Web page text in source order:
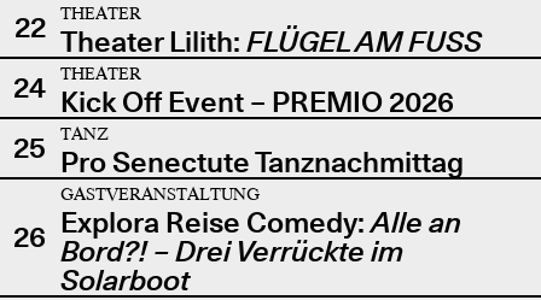
22
THEATER
Theater Lilith: FLÜGEL AM FUSS
24
THEATER
Kick Off Event – PREMIO 2026
25
TANZ
Pro Senectute Tanznachmittag
26
GASTVERANSTALTUNG
Explora Reise Comedy:Alle an
Bord?! – Drei Verrückte im
Solarboot